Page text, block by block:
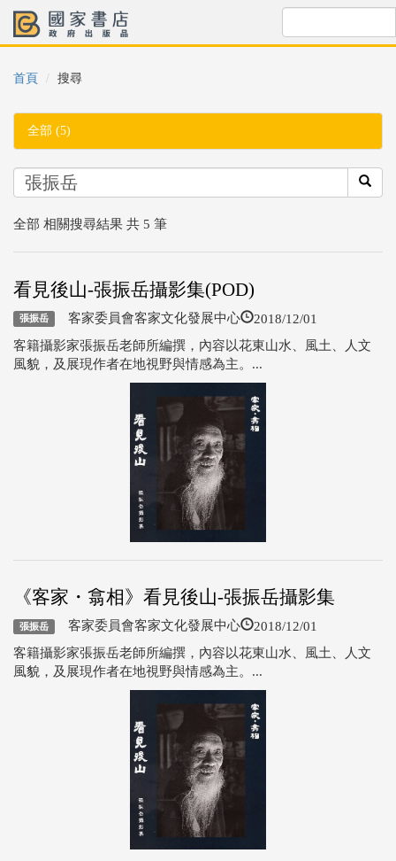
首頁 搜尋
全部 (5)
全部 相關搜尋結果 共 5 筆
看見後山-張振岳攝影集(POD)
張振岳 客家委員會客家文化發展中心 2018/12/01
客籍攝影家張振岳老師所編撰，內容以花東山水、風土、人文
風貌，及展現作者在地視野與情感為主。...
《客家・翕相》看見後山-張振岳攝影集
張振岳 客家委員會客家文化發展中心 2018/12/01
客籍攝影家張振岳老師所編撰，內容以花東山水、風土、人文
風貌，及展現作者在地視野與情感為主。...